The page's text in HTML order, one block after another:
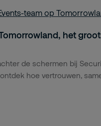
het
de schermen bij
hoe vertrouwen,